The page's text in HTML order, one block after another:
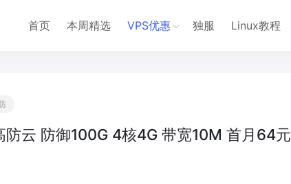
首页 本周精选 VPS优惠 独服 Linux教程
防云 防御100G 4核4G 带宽10M 首月64元